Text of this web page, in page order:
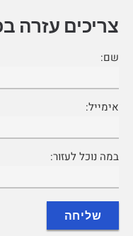
צריכים עזרה
שם:
אימייל:
במה נוכל לעזור: